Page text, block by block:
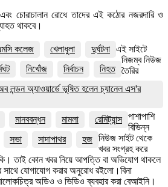
এবং চোরাচালান রোধে তাদের এই কঠোর নজরদারি ও
থাকবে।
কলেজ খেলাধুলা
দুর্ঘটনা
নিখোঁজ নির্বাচন
নিহত
লন্ডন অ্যাওয়ার্ডে ভূষিত হলেন চ্যানেল এস'র
মানববন্ধন মামলা
রেমিট্যান্স
সভা সাদাপাথর হজ
এই সাইটে
নিজম্ব নিউজ
তৈরির
পাশাপাশি
বিভিন্ন
নিউজ সাইট থেকে
খবর সংগ্রহ করে
তাই কোন খবর নিয়ে আপত্তি বা অভিযোগ থাকলে
সাথে যোগাযোগ করার অনুরোধ রইলো।বিনা
অডিও ও ভিডিও ব্যবহার করা বেআইনি।